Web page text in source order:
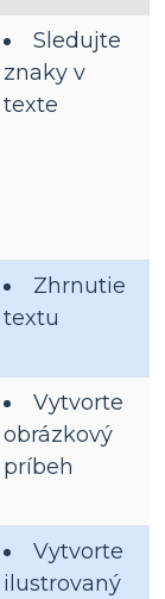
Sledujte
znaky v
texte
Zhrnutie
textu
Vytvorte
obrázkový
príbeh
Vytvorte
ilustrovaný